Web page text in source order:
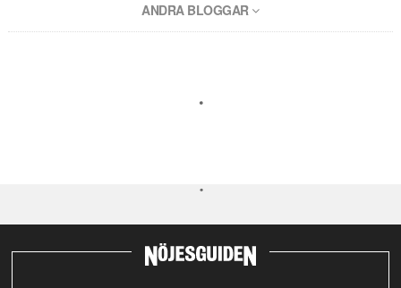
ANDRA BLOGGAR